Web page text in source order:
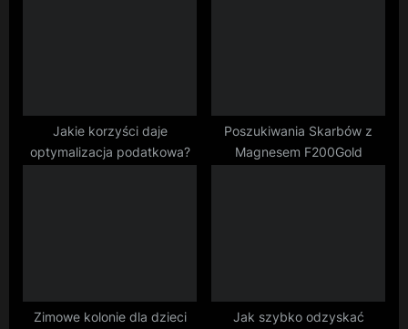
Jakie korzyści daje
optymalizacja podatkowa?
Poszukiwania Skarbów z
Magnesem F200Gold
Zimowe kolonie dla dzieci Jak szybko odzyskać